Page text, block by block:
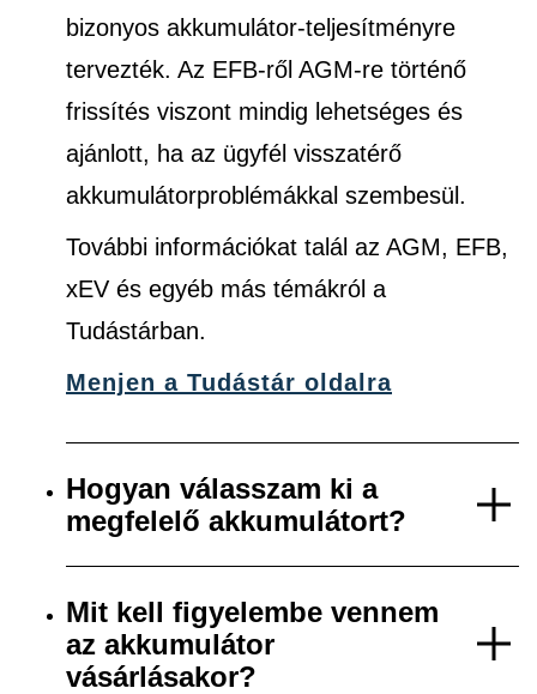
bizonyos akkumulátor-teljesítményre
tervezték. Az EFB-ről AGM-re történő
frissítés viszont mindig lehetséges és
ajánlott, ha az ügyfél visszatérő
akkumulátorproblémákkal szembesül.
További információkat talál az AGM, EFB,
xEV és egyéb más témákról a
Tudástárban.
Menjen a Tudástár oldalra
Hogyan válasszam ki a
megfelelő akkumulátort?
Mit kell figyelembe vennem
az akkumulátor
vásárlásakor?